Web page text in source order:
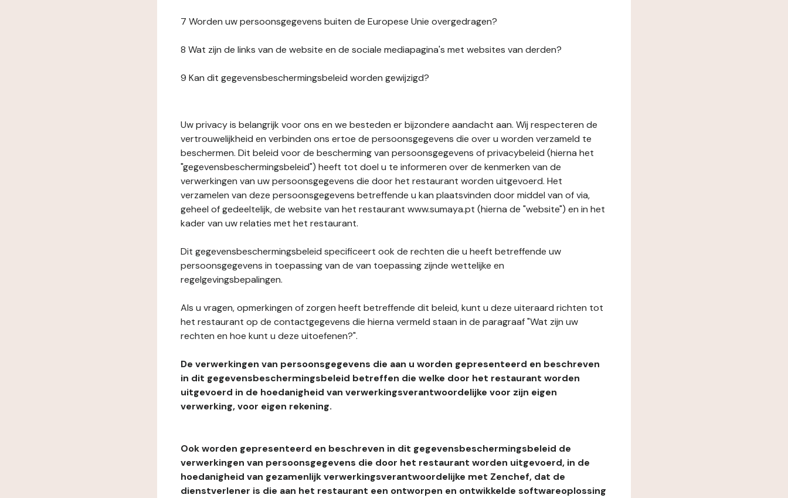
7 Worden uw persoonsgegevens buiten de Europese Unie overgedragen?
8 Wat zijn de links van de website en de sociale mediapagina's met websites van derden?
9 Kan dit gegevensbeschermingsbeleid worden gewijzigd?
Uw privacy is belangrijk voor ons en we besteden er bijzondere aandacht aan. Wij respecteren de
vertrouwelijkheid en verbinden ons ertoe de persoonsgegevens die over u worden verzameld te
beschermen. Dit beleid voor de bescherming van persoonsgegevens of privacybeleid (hierna het
"gegevensbeschermingsbeleid") heeft tot doel u te informeren over de kenmerken van de
verwerkingen van uw persoonsgegevens die door het restaurant worden uitgevoerd. Het
verzamelen van deze persoonsgegevens betreffende u kan plaatsvinden door middel van of via,
geheel of gedeeltelijk, de website van het restaurant www.sumaya.pt (hierna de "website") en in het
kader van uw relaties met het restaurant.
Dit gegevensbeschermingsbeleid specificeert ook de rechten die u heeft betreffende uw
persoonsgegevens in toepassing van de van toepassing zijnde wettelijke en
regelgevingsbepalingen.
Als u vragen, opmerkingen of zorgen heeft betreffende dit beleid, kunt u deze uiteraard richten tot
het restaurant op de contactgegevens die hierna vermeld staan in de paragraaf "Wat zijn uw
rechten en hoe kunt u deze uitoefenen?".
De verwerkingen van persoonsgegevens die aan u worden gepresenteerd en beschreven
in dit gegevensbeschermingsbeleid betreffen die welke door het restaurant worden
uitgevoerd in de hoedanigheid van verwerkingsverantwoordelijke voor zijn eigen
verwerking, voor eigen rekening.
Ook worden gepresenteerd en beschreven in dit gegevensbeschermingsbeleid de
verwerkingen van persoonsgegevens die door het restaurant worden uitgevoerd, in de
hoedanigheid van gezamenlijk verwerkingsverantwoordelijke met Zenchef, dat de
dienstverlener is die aan het restaurant een ontworpen en ontwikkelde softwareoplossing